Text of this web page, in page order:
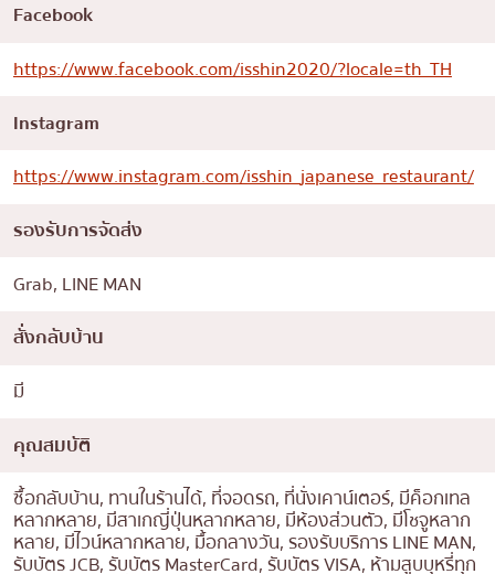
Facebook
https://www.facebook.com/isshin2020/?locale=th_TH
Instagram
https://www.instagram.com/isshin_japanese_restaurant/
รองรับการจัดส่ง
Grab, LINE MAN
สั่งกลับบ้าน
มี
คุณสมบัติ
ซื้อกลับบ้าน, ทานในร้านได้, ที่จอดรถ, ที่นั่งเคาน์เตอร์, มีค็อกเทล
หลากหลาย, มีสาเกญี่ปุ่นหลากหลาย, มีห้องส่วนตัว, มีโชจูหลาก
หลาย, มีไวน์หลากหลาย, มื้อกลางวัน, รองรับบริการ LINE MAN,
รับบัตร JCB, รับบัตร MasterCard, รับบัตร VISA, ห้ามสูบบุหรี่ทุก